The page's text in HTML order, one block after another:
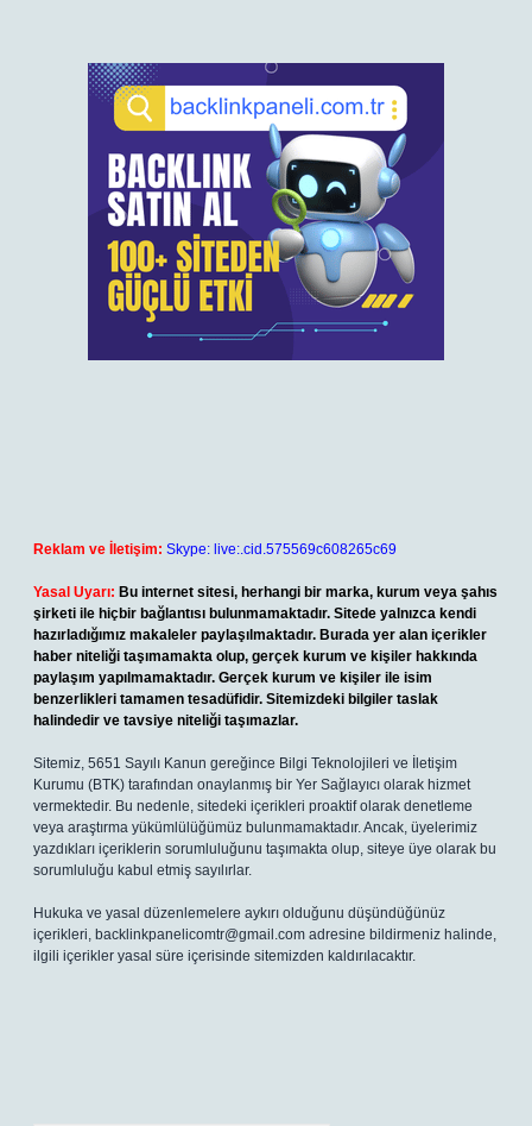
Reklam ve İletişim: Skype: live:.cid.575569c608265c69
Yasal Uyarı: Bu internet sitesi, herhangi bir marka, kurum veya şahıs
şirketi ile hiçbir bağlantısı bulunmamaktadır. Sitede yalnızca kendi
hazırladığımız makaleler paylaşılmaktadır. Burada yer alan içerikler
haber niteliği taşımamakta olup, gerçek kurum ve kişiler hakkında
paylaşım yapılmamaktadır. Gerçek kurum ve kişiler ile isim
benzerlikleri tamamen tesadüfidir. Sitemizdeki bilgiler taslak
halindedir ve tavsiye niteliği taşımazlar.
Sitemiz, 5651 Sayılı Kanun gereğince Bilgi Teknolojileri ve İletişim
Kurumu (BTK) tarafından onaylanmış bir Yer Sağlayıcı olarak hizmet
vermektedir. Bu nedenle, sitedeki içerikleri proaktif olarak denetleme
veya araştırma yükümlülüğümüz bulunmamaktadır. Ancak, üyelerimiz
yazdıkları içeriklerin sorumluluğunu taşımakta olup, siteye üye olarak bu
sorumluluğu kabul etmiş sayılırlar.
Hukuka ve yasal düzenlemelere aykırı olduğunu düşündüğünüz
içerikleri, backlinkpanelicomtr@gmail.com adresine bildirmeniz halinde,
ilgili içerikler yasal süre içerisinde sitemizden kaldırılacaktır.